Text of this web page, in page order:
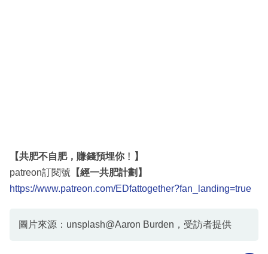
【共肥不自肥，賺錢預埋你﹗】
patreon訂閱號 【經一共肥計劃】
https://www.patreon.com/EDfattogether?fan_landing=true
圖片來源：unsplash@Aaron Burden，受訪者提供